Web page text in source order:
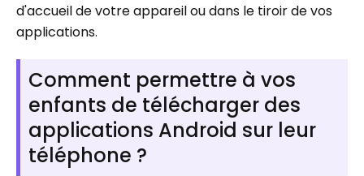
d'accueil de votre appareil ou dans le tiroir de vos
applications.
Comment permettre à vos
enfants de télécharger des
applications Android sur leur
téléphone ?